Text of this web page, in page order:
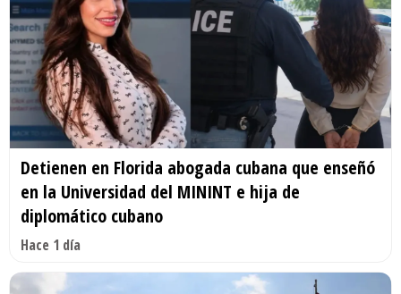
Detienen en Florida abogada cubana que enseñó
en la Universidad del MININT e hija de
diplomático cubano
Hace 1 día